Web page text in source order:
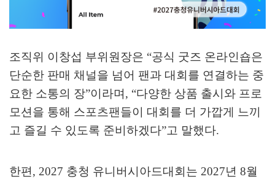
조직위 이창섭 부위원장은 “공식 굿즈 온라인숍은
단순한 판매 채널을 넘어 팬과 대회를 연결하는 중
요한 소통의 장”이라며, “다양한 상품 출시와 프로
모션을 통해 스포츠팬들이 대회를 더 가깝게 느끼
고 즐길 수 있도록 준비하겠다”고 말했다.
한편, 2027 충청 유니버시아드대회는 2027년 8월